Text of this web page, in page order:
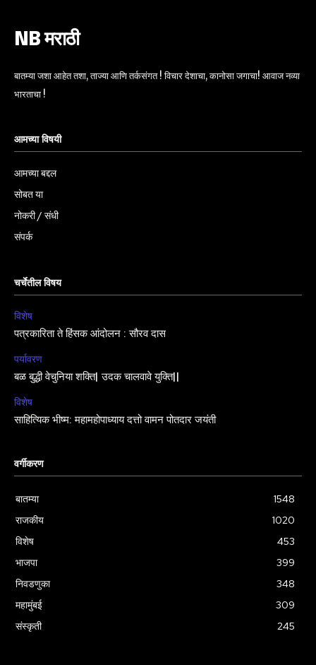
NB मराठी
बातम्या जशा आहेत तशा, ताज्या आणि तर्कसंगत ! विचार देशाचा, कानोसा जगाचा! आवाज नव्या
भारताचा !
आमच्या विषयी
आमच्या बद्दल
सोबत या
नोकरी / संधी
संपर्क
चर्चेतील विषय
विशेष
पत्रकारिता ते हिंसक आंदोलन : सौरव दास
पर्यावरण
बळ बुद्धी वेचुनिया शक्ति| उदक चालवावे युक्ति||
विशेष
साहित्यिक भीष्म: महामहोपाध्याय दत्तो वामन पोतदार जयंती
वर्गीकरण
बातम्या
1548
राजकीय
1020
विशेष
453
भाजपा
399
निवडणुका
348
महामुंबई
309
संस्कृती
245